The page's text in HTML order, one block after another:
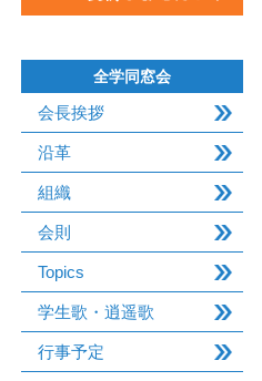
全学同窓会
会長挨拶
沿革
組織
会則
Topics
学生歌・逍遥歌
行事予定